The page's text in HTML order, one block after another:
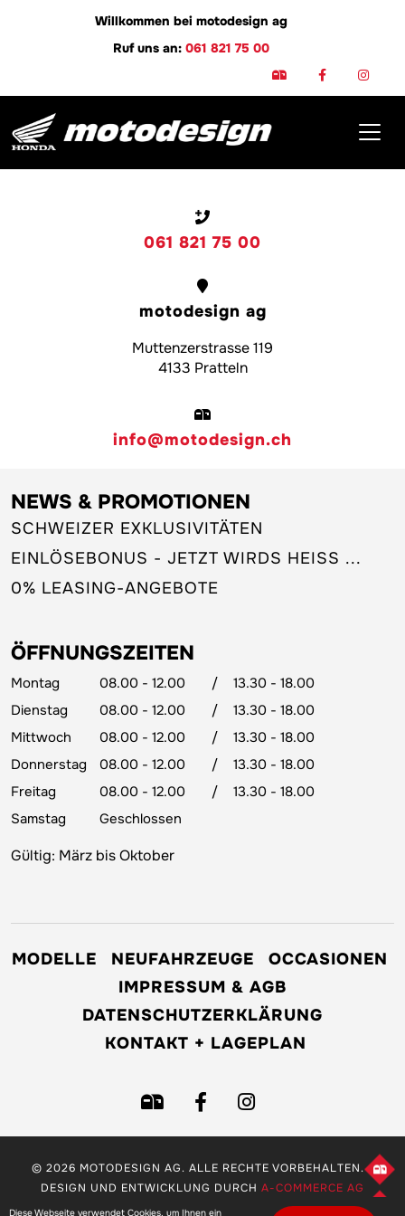
Diese Webseite verwendet Cookies, um Ihnen ein
Willkommen bei motodesign ag
Ruf uns an: 061 821 75 00
Shop
061 821 75 00
motodesign ag
Muttenzerstrasse 119
4133 Pratteln
info@motodesign.ch
NEWS & PROMOTIONEN
SCHWEIZER EXKLUSIVITÄTEN
EINLÖSEBONUS - JETZT WIRDS HEISS ...
0% LEASING-ANGEBOTE
ÖFFNUNGSZEITEN
Montag 08.00 - 12.00 /
13.30 - 18.00
Dienstag
08.00 - 12.00 /
13.30 - 18.00
Mittwoch
08.00 - 12.00 /
13.30 - 18.00
Donnerstag
08.00 - 12.00 /
13.30 - 18.00
Freitag
08.00 - 12.00 /
13.30 - 18.00
Samstag
Geschlossen
Gültig: März bis Oktober
MODELLE NEUFAHRZEUGE
OCCASIONEN
IMPRESSUM & AGB
DATENSCHUTZERKLÄRUNG
KONTAKT + LAGEPLAN
© 2026 MOTODESIGN AG. ALLE RECHTE VORBEHALTEN. -
DESIGN UND ENTWICKLUNG DURCH A-COMMERCE AG